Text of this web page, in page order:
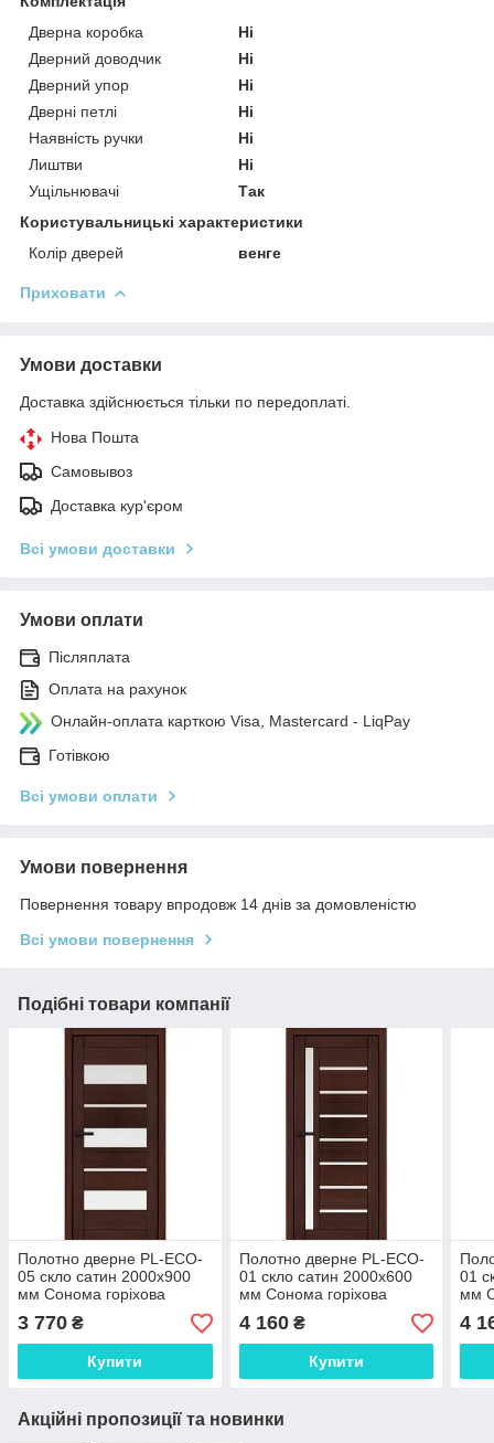
Дверна коробка
Ні
Дверний доводчик
Ні
Дверний упор
Ні
Дверні петлі
Ні
Наявність ручки
Ні
Лиштви
Ні
Ущільнювачі
Так
Користувальницькі характеристики
Колір дверей
венге
Приховати
Умови доставки
Доставка здійснюється тільки по передоплаті.
Нова Пошта
Самовывоз
Доставка кур'єром
Всі умови доставки
Умови оплати
Післяплата
Оплата на рахунок
Онлайн-оплата карткою Visa, Mastercard - LiqPay
Готівкою
Всі умови оплати
Умови повернення
Повернення товару впродовж 14 днів за домовленістю
Всі умови повернення
Подібні товари компанії
Полотно дверне PL-ECO-
05 скло сатин 2000х900
мм Сонома горіхова
3 770 ₴
Купити
Полотно дверне PL-ECO-
01 скло сатин 2000х600
мм Сонома горіхова
4 160₴
Купити
01
мм
4
Акційні пропозиції та новинки